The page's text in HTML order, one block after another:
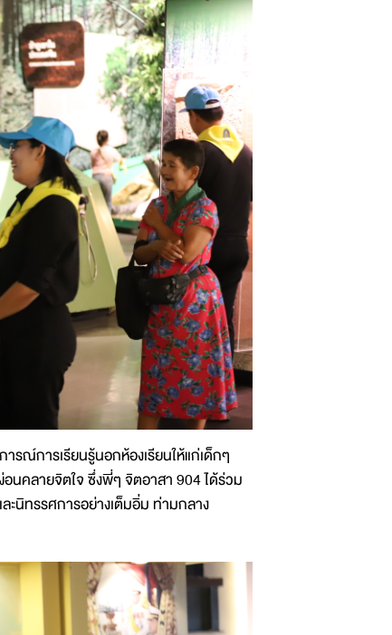
รณ์การเรียนรู้นอกห้องเรียนให้แก่เด็กๆ
อนคลายจิตใจ ซึ่งพี่ๆ จิตอาสา 904 ได้ร่วม
ะนิทรรศการอย่างเต็มอิ่ม ท่ามกลาง